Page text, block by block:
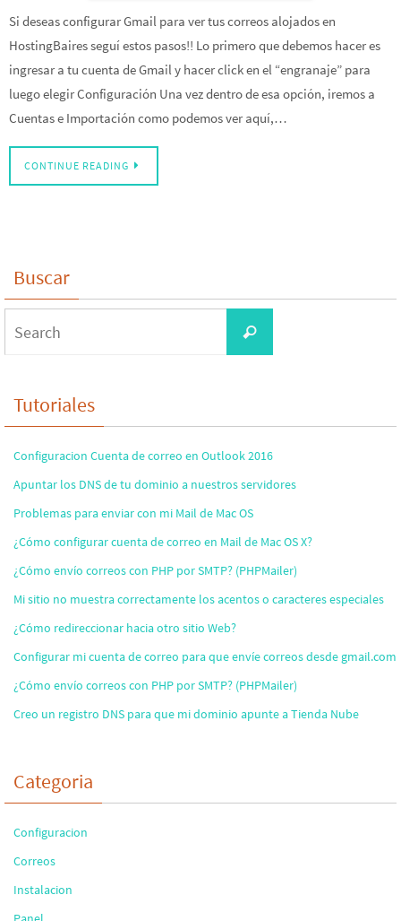
Si deseas configurar Gmail para ver tus correos alojados en
HostingBaires seguí estos pasos!! Lo primero que debemos hacer es
ingresar a tu cuenta de Gmail y hacer click en el “engranaje” para
luego elegir Configuración Una vez dentro de esa opción, iremos a
Cuentas e Importación como podemos ver aquí,…
CONTINUE READING
Buscar
Search
Tutoriales
Configuracion Cuenta de correo en Outlook 2016
Apuntar los DNS de tu dominio a nuestros servidores
Problemas para enviar con mi Mail de Mac OS
¿Cómo configurar cuenta de correo en Mail de Mac OS X?
¿Cómo envío correos con PHP por SMTP? (PHPMailer)
Mi sitio no muestra correctamente los acentos o caracteres especiales
¿Cómo redireccionar hacia otro sitio Web?
Configurar mi cuenta de correo para que envíe correos desde gmail.com
¿Cómo envío correos con PHP por SMTP? (PHPMailer)
Creo un registro DNS para que mi dominio apunte a Tienda Nube
Categoria
Configuracion
Correos
Instalacion